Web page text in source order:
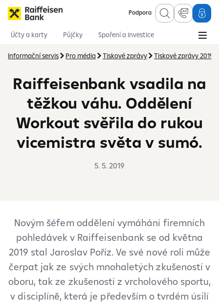
Podpora
Účty a karty Půjčky
Spoření a investice
Informační servis
Pro média Tiskové zprávy Tiskové zprávy 2019
Raiffeisenbank vsadila na
těžkou váhu. Oddělení
Workout svěřila do rukou
vicemistra světa v sumó.
5. 5. 2019
Novým šéfem oddělení vymáhání firemních
pohledávek v Raiffeisenbank se od května
2019 stal Jaroslav Poříz. Ve své nové roli může
čerpat jak ze svých mnohaletých zkušeností v
oboru, tak ze zkušeností z vrcholového sportu,
v disciplíně, která je především o tvrdém úsilí